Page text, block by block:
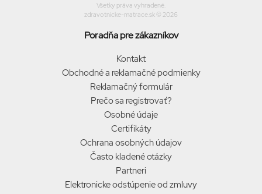
Všetky práva vyhradené.
zdravotnicke-matrace.sk © 2026
Poradňa pre zákazníkov
Kontakt
Obchodné a reklamačné podmienky
Reklamačný formulár
Prečo sa registrovať?
Osobné údaje
Certifikáty
Ochrana osobných údajov
Často kladené otázky
Partneri
Elektronicke odstúpenie od zmluvy